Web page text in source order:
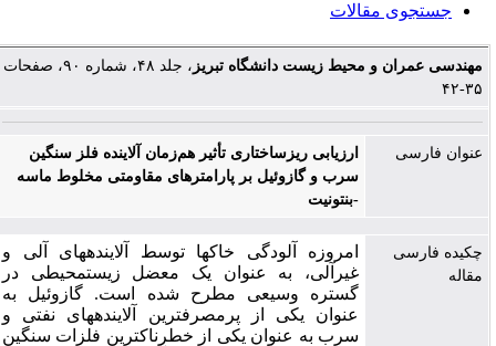
جستجوی مقالات
مهندسی عمران و محیط زیست دانشگاه تبریز
، جلد ۴۸، شماره ۹۰، صفحات
۳۵-۴۲
عنوان فارسی
ارزیابی ریزساختاری تأثیر هم‌زمان آلاینده فلز سنگین
سرب و گازوئیل بر پارامترهای مقاومتی مخلوط ماسه
-بنتونیت
چکیده فارسی
مقاله
امروزه آلودگی خاک­ها توسط آلاینده­های آلی و
غیرآلی، به عنوان یک معضل زیست­محیطی در
گستره وسیعی مطرح شده است. گازوئیل به
عنوان یکی از پرمصرف­ترین آلاینده­های نفتی و
سرب به عنوان یکی از خطرناک­ترین فلزات سنگین